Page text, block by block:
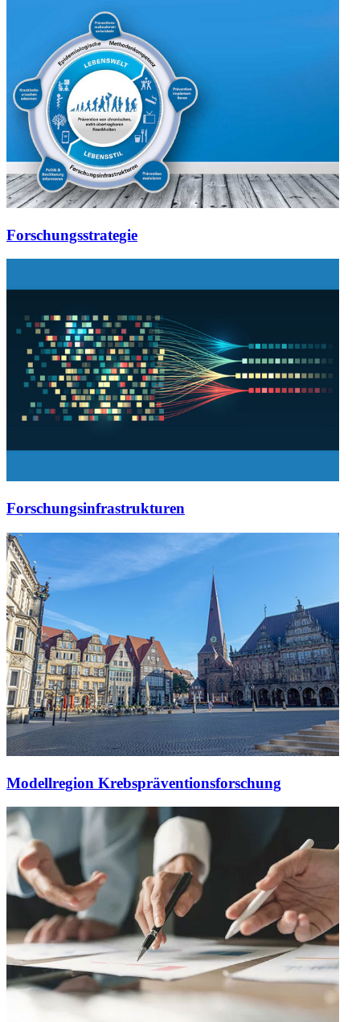
Forschungsstrategie
Forschungsinfrastrukturen
Modellregion Krebspräventionsforschung